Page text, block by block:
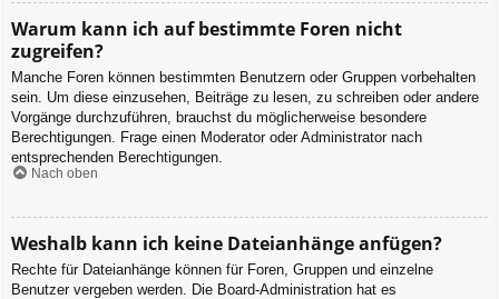
Warum kann ich auf bestimmte Foren nicht
zugreifen?
Manche Foren können bestimmten Benutzern oder Gruppen vorbehalten
sein. Um diese einzusehen, Beiträge zu lesen, zu schreiben oder andere
Vorgänge durchzuführen, brauchst du möglicherweise besondere
Berechtigungen. Frage einen Moderator oder Administrator nach
entsprechenden Berechtigungen.
Nach oben
Weshalb kann ich keine Dateianhänge anfügen?
Rechte für Dateianhänge können für Foren, Gruppen und einzelne
Benutzer vergeben werden. Die Board-Administration hat es